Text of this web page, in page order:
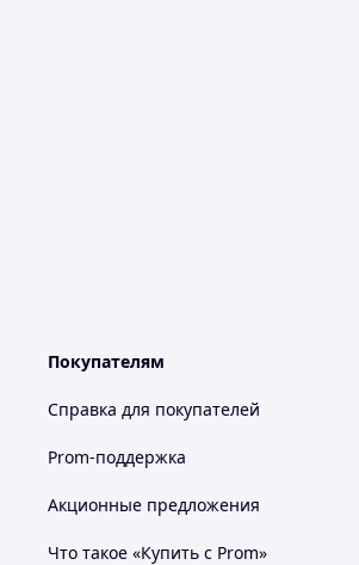
Покупателям
Справка для покупателей
Prom-поддержка
Акционные предложения
Что такое «Купить с Prom»